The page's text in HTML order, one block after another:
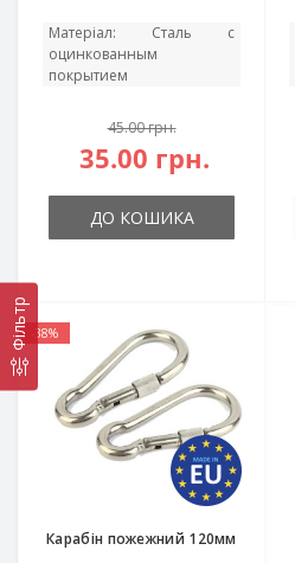
Фільтр
Матеріал:
Сталь с
оцинкованным
покрытием
45.00 грн.
35.00 грн.
ДО КОШИКА
-38%
Карабін пожежний 120мм